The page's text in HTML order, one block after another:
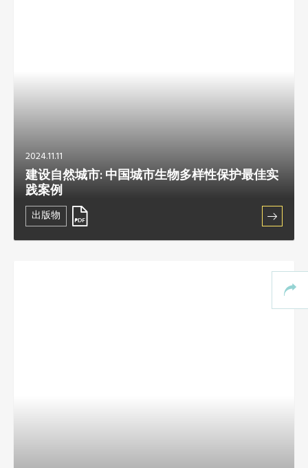
2024.11.11
建设自然城市: 中国城市生物多样性保护最佳实
践案例
出版物